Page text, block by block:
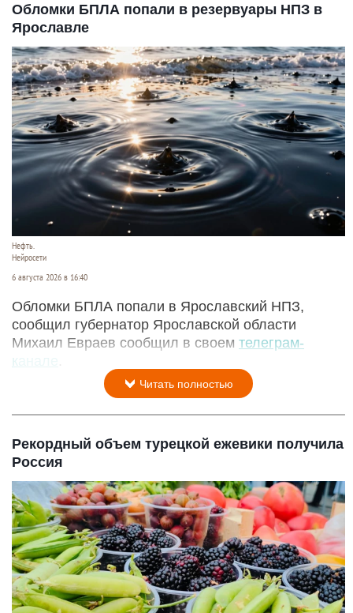
Обломки БПЛА попали в резервуары НПЗ в
Ярославле
Нефть.
Нейросети
6 августа 2026 в 16:40
Обломки БПЛА попали в Ярославский НПЗ,
сообщил губернатор Ярославской области
Михаил Евраев сообщил в своем телеграм-
канале
Читать полностью
Рекордный объем турецкой ежевики получила
Россия